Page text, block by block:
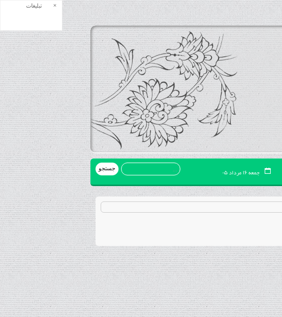
جمعه ۱۶ مرداد ۰۵
تبلیغات ×